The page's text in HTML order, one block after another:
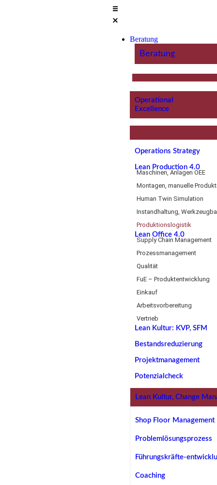
Beratung
Beratung
Operational
Excellence
Operations Strategy
Lean Production 4.0
Maschinen, Anlagen OEE
Montagen, manuelle
Human Twin Simulation
Instandhaltung,
Produktionslogistik
Lean Office 4.0
Supply Chain Management
Prozessmanagement
Qualität
FuE – Produktentwicklung
Einkauf
Arbeitsvorbereitung
Vertrieb
Lean Kultur: KVP, SFM
Bestandsreduzierung
Projektmanagement
Potenzialcheck
Lean Kultur, Change
Shop Floor Management
Problemlösungsprozess
Führungskräfte-
Coaching